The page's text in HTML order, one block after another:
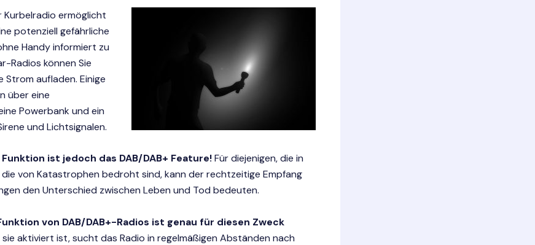
Kurbelradio ermöglicht
potenziell gefährliche
Handy informiert zu
Radios können Sie
Strom aufladen. Einige
über eine
Powerbank und ein
und Lichtsignalen.
ist jedoch das DAB/DAB+ Feature!Für diejenigen, die in
von Katastrophen bedroht sind, kann der rechtzeitige Empfang
den Unterschied zwischen Leben und Tod bedeuten.
von DAB/DAB+-Radios ist genau für diesen Zweck
sie aktiviert ist, sucht das Radio in regelmäßigen Abständen nach